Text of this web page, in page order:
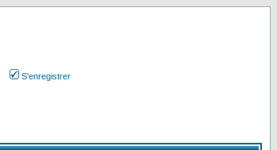
S'enregistrer